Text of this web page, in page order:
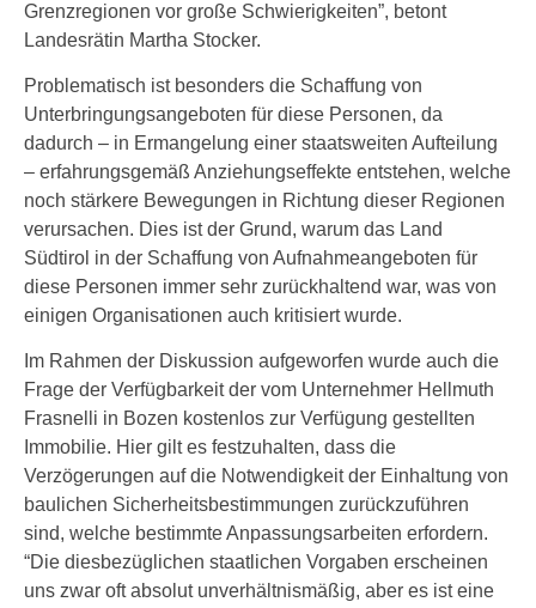
Grenzregionen vor große Schwierigkeiten”, betont
Landesrätin Martha Stocker.
Problematisch ist besonders die Schaffung von
Unterbringungsangeboten für diese Personen, da
dadurch – in Ermangelung einer staatsweiten Aufteilung
– erfahrungsgemäß Anziehungseffekte entstehen, welche
noch stärkere Bewegungen in Richtung dieser Regionen
verursachen. Dies ist der Grund, warum das Land
Südtirol in der Schaffung von Aufnahmeangeboten für
diese Personen immer sehr zurückhaltend war, was von
einigen Organisationen auch kritisiert wurde.
Im Rahmen der Diskussion aufgeworfen wurde auch die
Frage der Verfügbarkeit der vom Unternehmer Hellmuth
Frasnelli in Bozen kostenlos zur Verfügung gestellten
Immobilie. Hier gilt es festzuhalten, dass die
Verzögerungen auf die Notwendigkeit der Einhaltung von
baulichen Sicherheitsbestimmungen zurückzuführen
sind, welche bestimmte Anpassungsarbeiten erfordern.
“Die diesbezüglichen staatlichen Vorgaben erscheinen
uns zwar oft absolut unverhältnismäßig, aber es ist eine